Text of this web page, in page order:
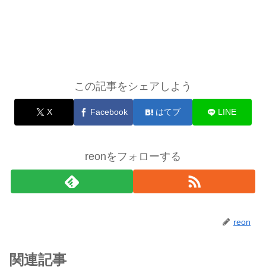
この記事をシェアしよう
X Facebook はてブ LINE
reonをフォローする
reon
関連記事